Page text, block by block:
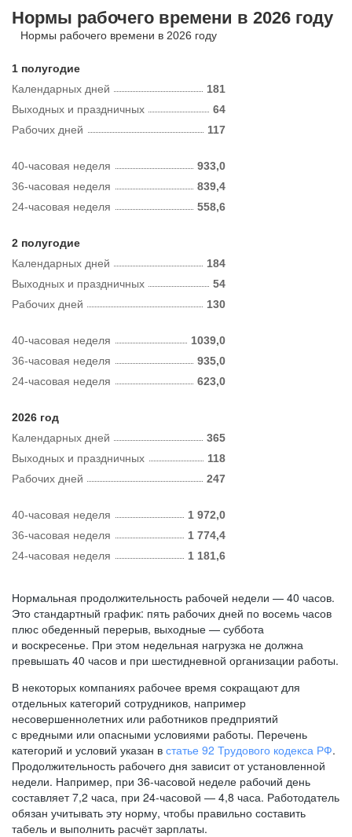
Нормы рабочего времени в 2026 году
Нормы рабочего времени в 2026 году
1 полугодие
Календарных дней
181
Рабочих дней 117
Выходных и праздничных 64
40-часовая неделя
933,0
36-часовая неделя
839,4
24-часовая неделя
558,6
2 полугодие
Календарных дней
184
Рабочих дней 130
Выходных и праздничных 54
40-часовая неделя
1039,0
36-часовая неделя
935,0
24-часовая неделя
623,0
2026 год
Календарных дней
365
Рабочих дней 247
Выходных и праздничных 118
40-часовая неделя
1 972,0
36-часовая неделя
1 774,4
24-часовая неделя
1 181,6
Нормальная продолжительность рабочей недели — 40 часов.
Это стандартный график: пять рабочих дней по восемь часов
плюс обеденный перерыв, выходные — суббота
и воскресенье. При этом недельная нагрузка не должна
превышать 40 часов и при шестидневной организации работы.
В некоторых компаниях рабочее время сокращают для
отдельных категорий сотрудников, например
несовершеннолетних или работников предприятий
с вредными или опасными условиями работы. Перечень
категорий и условий указан в статье 92 Трудового кодекса РФ.
Продолжительность рабочего дня зависит от установленной
недели. Например, при 36-часовой неделе рабочий день
составляет 7,2 часа, при 24-часовой — 4,8 часа. Работодатель
обязан учитывать эту норму, чтобы правильно составить
табель и выполнить расчёт зарплаты.